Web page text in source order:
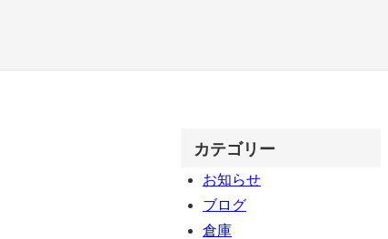
カテゴリー
お知らせ
ブログ
倉庫